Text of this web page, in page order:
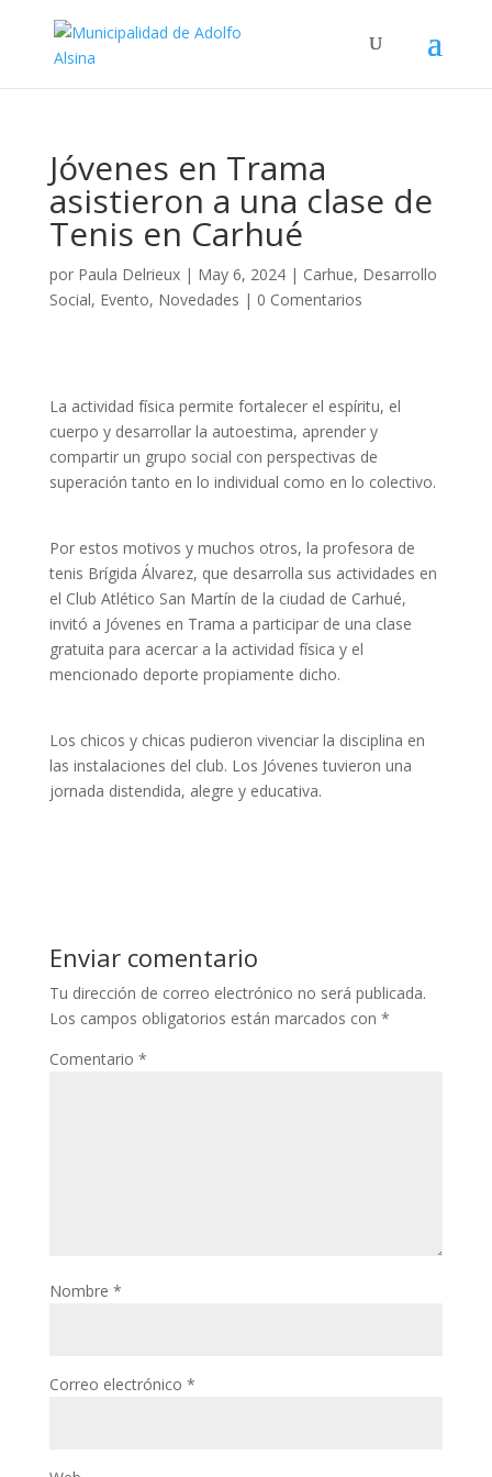
Jóvenes en Trama
asistieron a una clase de
Tenis en Carhué
por Paula Delrieux| May 6, 2024| Carhue, Desarrollo
Social, Evento, Novedades | 0 Comentarios
La actividad física permite fortalecer el espíritu, el
cuerpo y desarrollar la autoestima, aprender y
compartir un grupo social con perspectivas de
superación tanto en lo individual como en lo colectivo.
Por estos motivos y muchos otros, la profesora de
tenis Brígida Álvarez, que desarrolla sus actividades en
el Club Atlético San Martín de la ciudad de Carhué,
invitó a Jóvenes en Trama a participar de una clase
gratuita para acercar a la actividad física y el
mencionado deporte propiamente dicho.
Los chicos y chicas pudieron vivenciar la disciplina en
las instalaciones del club. Los Jóvenes tuvieron una
jornada distendida, alegre y educativa.
Enviar comentario
Tu dirección de correo electrónico no será publicada.
Los campos obligatorios están marcados con *
Comentario *
Nombre *
Correo electrónico *